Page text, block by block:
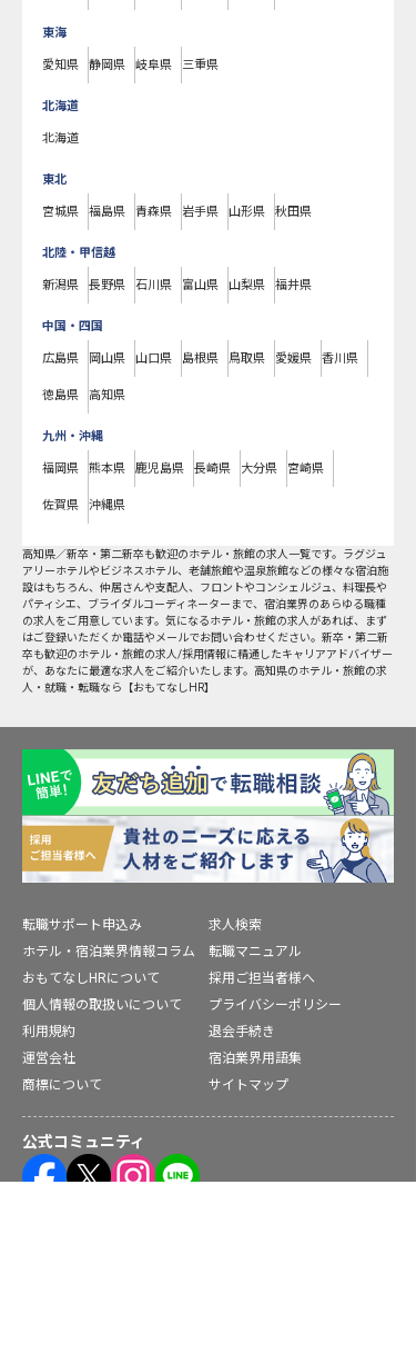
東海
愛知県 静岡県 岐阜県 三重県
北海道
北海道
東北
宮城県 福島県 青森県 岩手県 山形県 秋田県
北陸・甲信越
新潟県 長野県 石川県 富山県 山梨県 福井県
中国・四国
広島県 岡山県 山口県 島根県 鳥取県 愛媛県 香川県
徳島県 高知県
九州・沖縄
福岡県 熊本県 鹿児島県 長崎県 大分県 宮崎県
佐賀県 沖縄県
高知県／新卒・第二新卒も歓迎のホテル・旅館の求人一覧です。ラグジュ
アリーホテルやビジネスホテル、老舗旅館や温泉旅館などの様々な宿泊施
設はもちろん、仲居さんや支配人、フロントやコンシェルジュ、料理長や
パティシエ、ブライダルコーディネーターまで、宿泊業界のあらゆる職種
の求人をご用意しています。気になるホテル・旅館の求人があれば、まず
はご登録いただくか電話やメールでお問い合わせください。新卒・第二新
卒も歓迎のホテル・旅館の求人/採用情報に精通したキャリアアドバイザー
が、あなたに最適な求人をご紹介いたします。高知県のホテル・旅館の求
人・就職・転職なら【おもてなしHR】
転職サポート申込み
求人検索
ホテル・宿泊業界情報コラム
転職マニュアル
おもてなしHRについて
採用ご担当者様へ
個人情報の取扱いについて
プライバシーポリシー
利用規約
退会手続き
運営会社
宿泊業界用語集
商標について
サイトマップ
公式コミュニティ